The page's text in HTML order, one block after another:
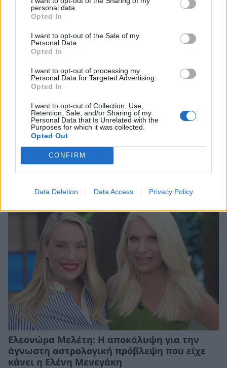
personal data.
Opted In
I want to opt-out of the Sale of my
Personal Data.
Opted In
I want to opt-out of processing my
Personal Data for Targeted Advertising.
Opted In
I want to opt-out of Collection, Use,
Retention, Sale, and/or Sharing of my
Personal Data that Is Unrelated with the
Purposes for which it was collected.
Opted Out
CONFIRM
Data Deletion Data Access Privacy Policy
Ελένη Μενεγάκη: Χαλαρή έξοδος για φαγητό
στο Φισκάρδο μαζί με τον Μάκη
Ελεονώρα Μελέτη: Η αποκάλυψη για την
άγνωστη αστρολογική πρόβλεψη που είχε
κάνει η Ελένη Μενεγάκη